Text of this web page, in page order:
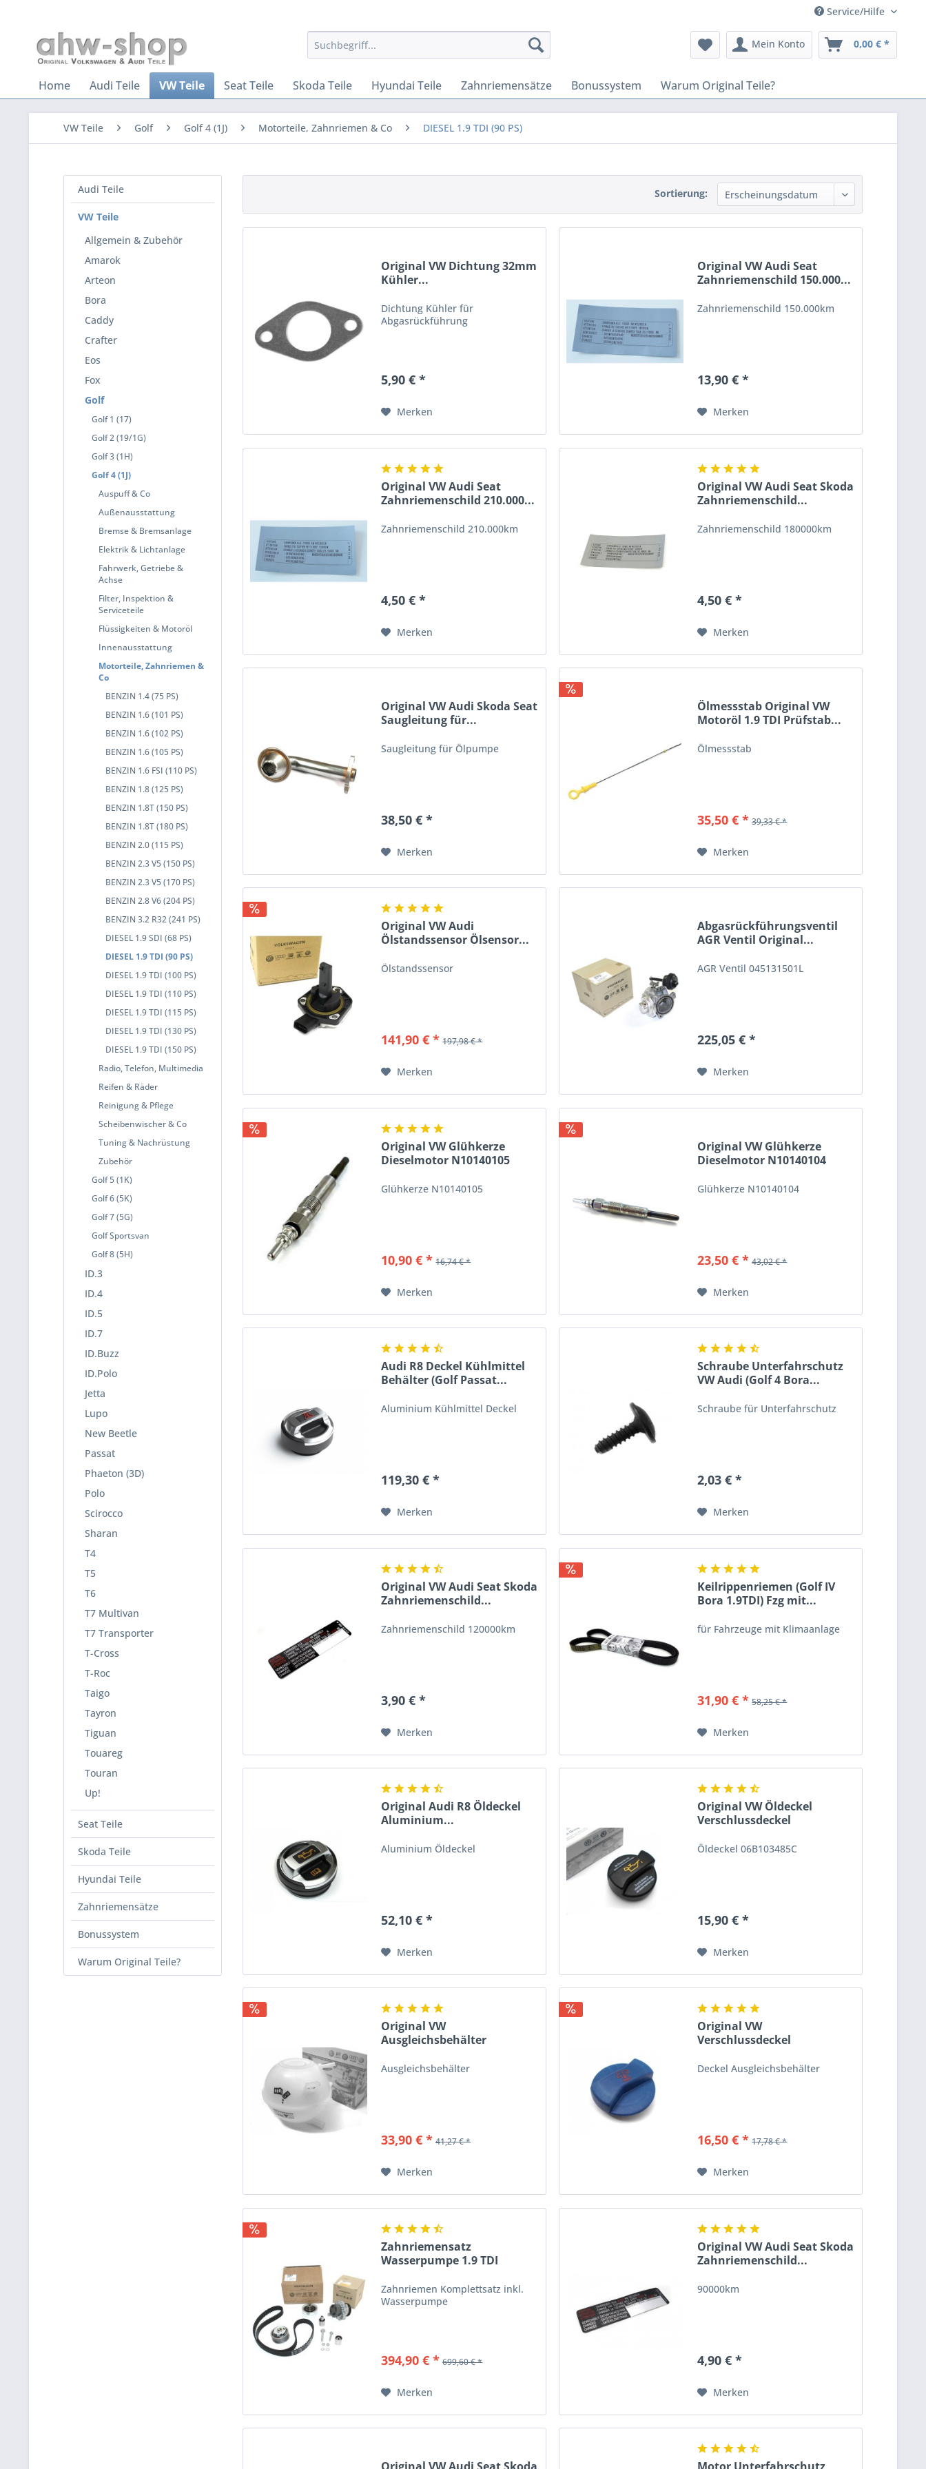
Service/Hilfe
Mein Konto 0,00 € *
Home Audi Teile VW Teile Seat Teile Skoda Teile Hyundai Teile Zahnriemensätze Bonussystem Warum Original Teile?
VW Teile Golf Golf 4 (1J) Motorteile, Zahnriemen & Co DIESEL 1.9 TDI (90 PS)
Audi Teile
VW Teile
Allgemein & Zubehör
Amarok
Arteon
Bora
Caddy
Crafter
Eos
Fox
Golf
Golf 1 (17)
Golf 2 (19/1G)
Golf 3 (1H)
Golf 4 (1J)
Auspuff & Co
Außenausstattung
Bremse & Bremsanlage
Elektrik & Lichtanlage
Fahrwerk, Getriebe &
Achse
Filter, Inspektion &
Serviceteile
Flüssigkeiten & Motoröl
Innenausstattung
Motorteile, Zahnriemen &
Co
BENZIN 1.4 (75 PS)
BENZIN 1.6 (101 PS)
BENZIN 1.6 (102 PS)
BENZIN 1.6 (105 PS)
BENZIN 1.6 FSI (110 PS)
BENZIN 1.8 (125 PS)
BENZIN 1.8T (150 PS)
BENZIN 1.8T (180 PS)
BENZIN 2.0 (115 PS)
BENZIN 2.3 V5 (150 PS)
BENZIN 2.3 V5 (170 PS)
BENZIN 2.8 V6 (204 PS)
BENZIN 3.2 R32 (241 PS)
DIESEL 1.9 SDI (68 PS)
DIESEL 1.9 TDI (90 PS)
DIESEL 1.9 TDI (100 PS)
DIESEL 1.9 TDI (110 PS)
DIESEL 1.9 TDI (115 PS)
DIESEL 1.9 TDI (130 PS)
DIESEL 1.9 TDI (150 PS)
Radio, Telefon, Multimedia
Reifen & Räder
Reinigung & Pflege
Scheibenwischer & Co
Tuning & Nachrüstung
Zubehör
Golf 5 (1K)
Golf 6 (5K)
Golf 7 (5G)
Golf Sportsvan
Golf 8 (5H)
ID.3
ID.4
ID.5
ID.7
ID.Buzz
ID.Polo
Jetta
Lupo
New Beetle
Passat
Phaeton (3D)
Polo
Scirocco
Sharan
T4
T5
T6
T7 Multivan
T7 Transporter
T-Cross
T-Roc
Taigo
Tayron
Tiguan
Touareg
Touran
Up!
Seat Teile
Skoda Teile
Hyundai Teile
Zahnriemensätze
Bonussystem
Warum Original Teile?
Sortierung:
Original VW Dichtung 32mm
Kühler...
Dichtung Kühler für
Abgasrückführung
5,90 € *
Merken
Original VW Audi Seat
Zahnriemenschild 150.000...
Zahnriemenschild 150.000km
13,90 € *
Merken
Original VW Audi Seat
Zahnriemenschild 210.000...
Zahnriemenschild 210.000km
4,50 € *
Merken
Original VW Audi Seat Skoda
Zahnriemenschild...
Zahnriemenschild 180000km
4,50 € *
Merken
Original VW Audi Skoda Seat
Saugleitung für...
Saugleitung für Ölpumpe
38,50 € *
Merken
Ölmessstab Original VW
Motoröl 1.9 TDI Prüfstab...
Ölmessstab
35,50 € * 39,33 € *
Merken
Original VW Audi
Ölstandssensor Ölsensor...
Ölstandssensor
141,90 € * 197,98 € *
Merken
Abgasrückführungsventil
AGR Ventil Original...
AGR Ventil 045131501L
225,05 € *
Merken
Original VW Glühkerze
Dieselmotor N10140105
Glühkerze N10140105
10,90 € * 16,74 € *
Merken
Original VW Glühkerze
Dieselmotor N10140104
Glühkerze N10140104
23,50 € * 43,02 € *
Merken
Audi R8 Deckel Kühlmittel
Behälter (Golf Passat...
Aluminium Kühlmittel Deckel
119,30 € *
Merken
Schraube Unterfahrschutz
VW Audi (Golf 4 Bora...
Schraube für Unterfahrschutz
2,03 € *
Merken
Original VW Audi Seat Skoda
Zahnriemenschild...
Zahnriemenschild 120000km
3,90 € *
Merken
Keilrippenriemen (Golf IV
Bora 1.9TDI) Fzg mit...
für Fahrzeuge mit Klimaanlage
31,90 € * 58,25 € *
Merken
Original Audi R8 Öldeckel
Aluminium...
Aluminium Öldeckel
52,10 € *
Merken
Original VW Öldeckel
Verschlussdeckel
Öldeckel 06B103485C
15,90 € *
Merken
Original VW
Ausgleichsbehälter
Ausgleichsbehälter
33,90 € * 41,27 € *
Merken
Original VW
Verschlussdeckel
Deckel Ausgleichsbehälter
16,50 € * 17,78 € *
Merken
Zahnriemensatz
Wasserpumpe 1.9 TDI
Zahnriemen Komplettsatz inkl.
Wasserpumpe
394,90 € * 699,60 € *
Merken
Original VW Audi Seat Skoda
Zahnriemenschild...
90000km
4,90 € *
Merken